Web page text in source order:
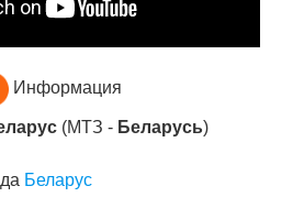
Информация
(МТЗ - Беларусь)
Беларус